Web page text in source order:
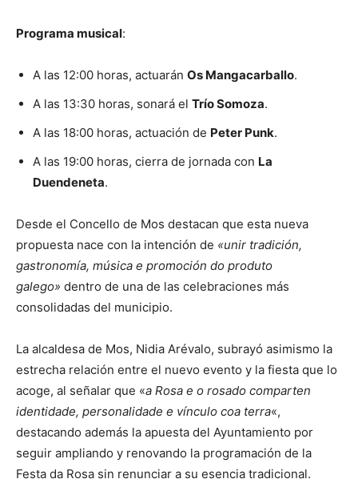
Programa musical:
A las 12:00 horas, actuarán Os Mangacarballo.
A las 13:30 horas, sonará el Trío Somoza.
A las 18:00 horas, actuación de Peter Punk.
A las 19:00 horas, cierra de jornada con La
Duendeneta.
Desde el Concello de Mos destacan que esta nueva
propuesta nace con la intención de «unir tradición,
gastronomía, música e promoción do produto
galego» dentro de una de las celebraciones más
consolidadas del municipio.
La alcaldesa de Mos, Nidia Arévalo, subrayó asimismo la
estrecha relación entre el nuevo evento y la fiesta que lo
acoge, al señalar que «a Rosa e o rosado comparten
identidade, personalidade e vínculo coa terra«,
destacando además la apuesta del Ayuntamiento por
seguir ampliando y renovando la programación de la
Festa da Rosa sin renunciar a su esencia tradicional.